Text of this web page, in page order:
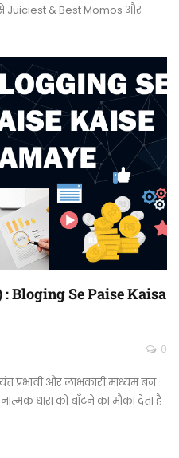
Juiciest & Best Momos और
: Bloging Se Paise Kaisa
0
और लाभकारी माध्यम बन
धारा को बाँटने का मौका देता है